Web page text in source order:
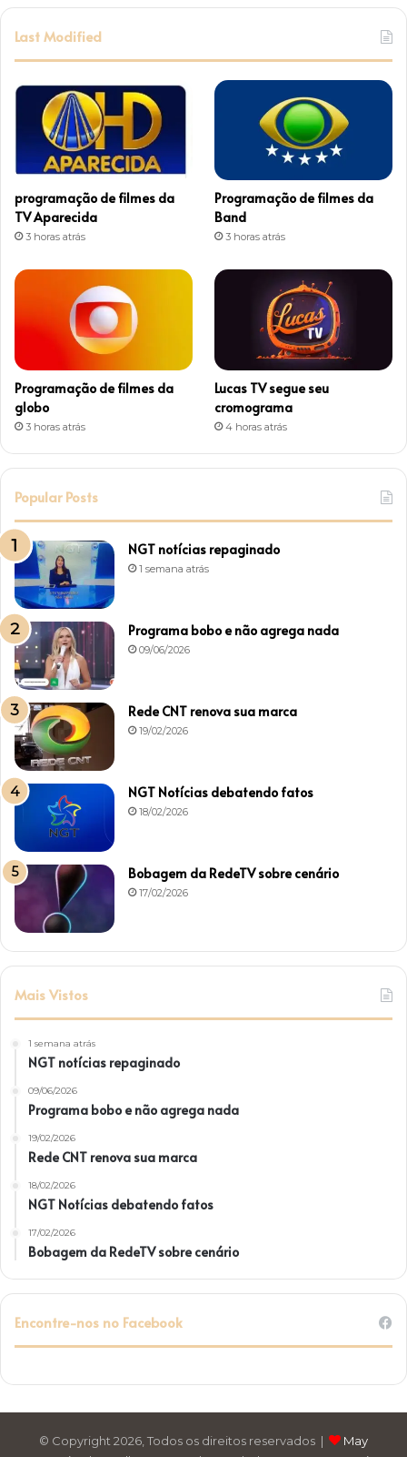
t
r
a
Last Modified
programação de filmes da
TV Aparecida
3 horas atrás
Programação de filmes da
Band
3 horas atrás
Programação de filmes da
globo
3 horas atrás
Lucas TV segue seu
cromograma
4 horas atrás
Popular Posts
NGT notícias repaginado
1 semana atrás
Programa bobo e não agrega nada
09/06/2026
Rede CNT renova sua marca
19/02/2026
NGT Notícias debatendo fatos
18/02/2026
Bobagem da RedeTV sobre cenário
17/02/2026
Mais Vistos
1 semana atrás
NGT notícias repaginado
09/06/2026
Programa bobo e não agrega nada
19/02/2026
Rede CNT renova sua marca
18/02/2026
NGT Notícias debatendo fatos
17/02/2026
Bobagem da RedeTV sobre cenário
Encontre-nos no Facebook
© Copyright 2026, Todos os direitos reservados |
May